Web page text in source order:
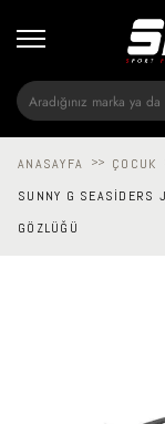
ANASAYFA >> ÇOCUK
SUNNY G SEASIDERS
GÖZLÜĞÜ